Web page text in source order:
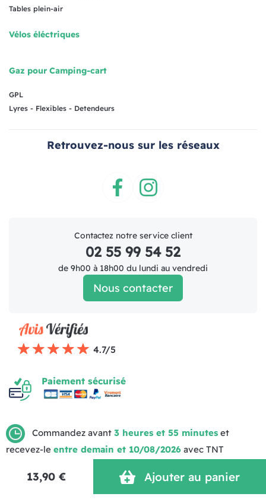
Commandez avant 3 heures et 55 minutes et
recevez-le entre demain et 10/08/2026 avec TNT
13,90 € Ajouter au panier
Tables plein-air
Vélos éléctriques
Gaz pour Camping-cart
GPL
Lyres - Flexibles - Detendeurs
Retrouvez-nous sur les réseaux
Contactez notre service client
02 55 99 54 52
de 9h00 à 18h00 du lundi au vendredi
Nous contacter
4.7/5
Paiement sécurisé
Mentions légales Politique de livraison CGV (1)
Politique de Confidentialité Réalisation MOTION4EVER